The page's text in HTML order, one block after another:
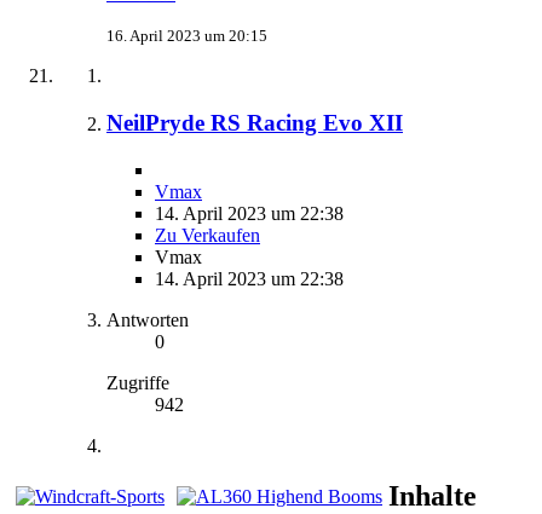
16. April 2023 um 20:15
NeilPryde RS Racing Evo XII
Vmax
14. April 2023 um 22:38
Zu Verkaufen
Vmax
14. April 2023 um 22:38
Antworten
0
Zugriffe
942
Inhalte